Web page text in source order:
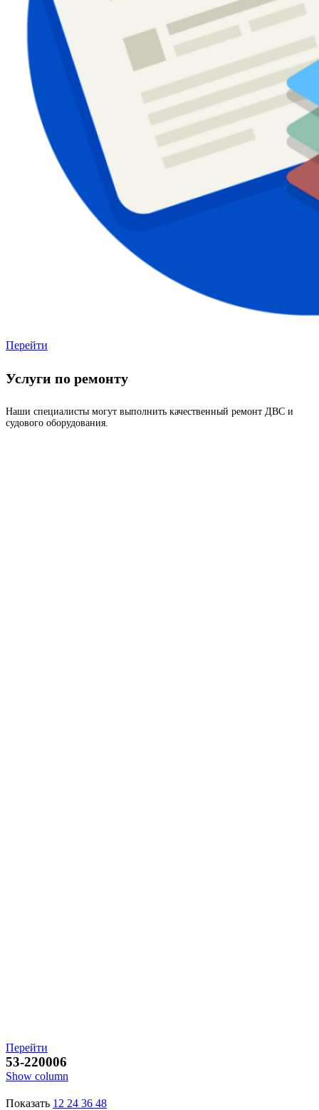
Перейти
Услуги по ремонту
Наши специалисты могут выполнить качественный ремонт ДВС и
судового оборудования.
Перейти
53-220006
Show column
Показать 12 24 36 48